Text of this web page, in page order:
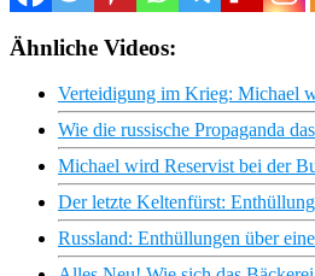
Ähnliche Videos:
Verteidigung im Krieg: Michael
Wie die russische Propaganda
Michael wird Reservist bei der
Der letzte Keltenfürst:
Russland: Enthüllungen über